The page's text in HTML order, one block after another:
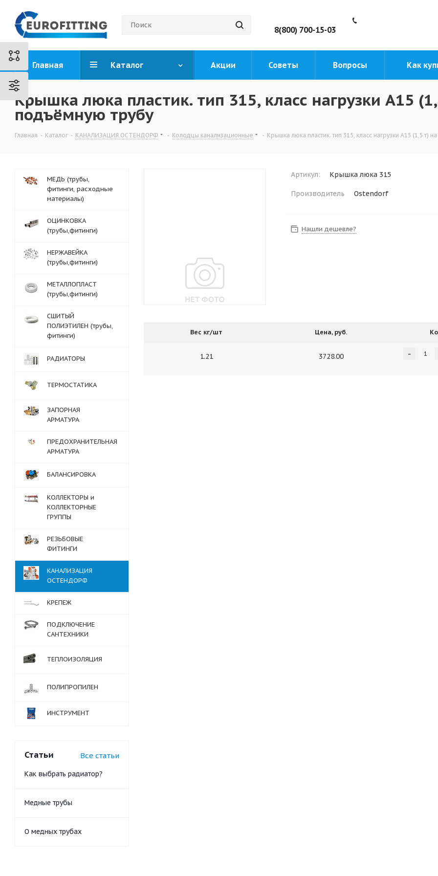
8(800) 700-15-03
Главная Каталог Акции Советы Вопросы Как
Крышка люка пластик. тип 315, класс нагрузки A15
подъёмную трубу
Главная - Каталог - КАНАЛИЗАЦИЯ ОСТЕНДОРФ - Колодцы канализационные - Крышка люка пластик. тип 315, класс нагрузки A15 (1,5 т)
Артикул: Крышка люка 315
Производитель Ostendorf
Нашли дешевле?
Вес кг/шт Цена, руб.
1.21 3728.00 -
МЕДЬ (трубы,
фитинги, расходные
материалы)
ОЦИНКОВКА
(трубы,фитинги)
НЕРЖАВЕЙКА
(трубы,фитинги)
МЕТАЛЛОПЛАСТ
(трубы,фитинги)
СШИТЫЙ
ПОЛИЭТИЛЕН (трубы,
фитинги)
РАДИАТОРЫ
ТЕРМОСТАТИКА
ЗАПОРНАЯ
АРМАТУРА
ПРЕДОХРАНИТЕЛЬНАЯ
АРМАТУРА
БАЛАНСИРОВКА
КОЛЛЕКТОРЫ и
КОЛЛЕКТОРНЫЕ
ГРУППЫ
РЕЗЬБОВЫЕ
ФИТИНГИ
КАНАЛИЗАЦИЯ
ОСТЕНДОРФ
КРЕПЕЖ
ПОДКЛЮЧЕНИЕ
САНТЕХНИКИ
ТЕПЛОИЗОЛЯЦИЯ
ПОЛИПРОПИЛЕН
ИНСТРУМЕНТ
Статьи Все статьи
Как выбрать радиатор?
Медные трубы
О медных трубах